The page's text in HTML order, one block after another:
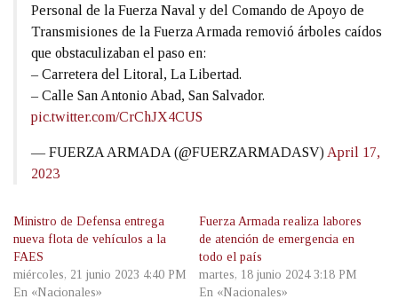
Personal de la Fuerza Naval y del Comando de Apoyo de
Transmisiones de la Fuerza Armada removió árboles caídos
que obstaculizaban el paso en:
– Carretera del Litoral, La Libertad.
– Calle San Antonio Abad, San Salvador.
pic.twitter.com/CrChJX4CUS
— FUERZA ARMADA (@FUERZARMADASV) April 17,
2023
Ministro de Defensa entrega
nueva flota de vehículos a la
FAES
miércoles, 21 junio 2023 4:40 PM
En «Nacionales»
Fuerza Armada realiza labores
de atención de emergencia en
todo el país
martes, 18 junio 2024 3:18 PM
En «Nacionales»